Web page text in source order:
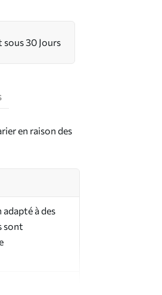
30 Jours
en raison des
à des
sont